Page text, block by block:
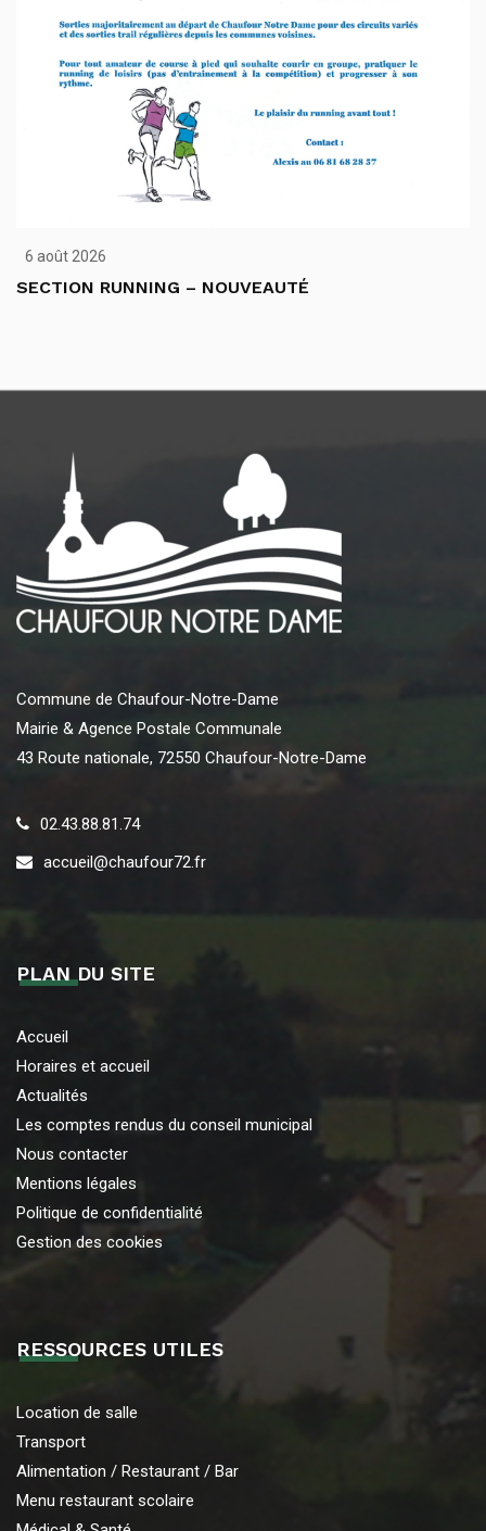
6 août 2026
SECTION RUNNING – NOUVEAUTÉ
Commune de Chaufour-Notre-Dame
Mairie & Agence Postale Communale
43 Route nationale, 72550 Chaufour-Notre-Dame
02.43.88.81.74
accueil@chaufour72.fr
PLAN DU SITE
Accueil
Horaires et accueil
Actualités
Les comptes rendus du conseil municipal
Nous contacter
Mentions légales
Politique de confidentialité
Gestion des cookies
RESSOURCES UTILES
Location de salle
Transport
Alimentation / Restaurant / Bar
Menu restaurant scolaire